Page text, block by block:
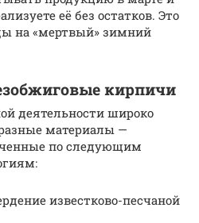
её без остатков. Это
на «мертвый» зимний
кирпичи
деятельности широко
материалы —
по следующим
известково-песчаной